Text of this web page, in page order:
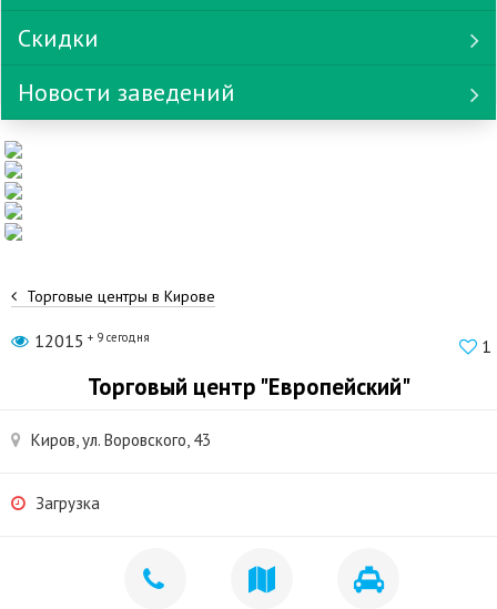
Скидки
Новости заведений
Торговые центры в Кирове
12015 + 9 сегодня 1
Торговый центр "Европейский"
Киров, ул. Воровского, 43
Загрузка